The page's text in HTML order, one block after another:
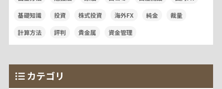
基礎知識 投資 株式投資 海外FX 純金 裁量
計算方法 評判 貴金属 資金管理
カテゴリ